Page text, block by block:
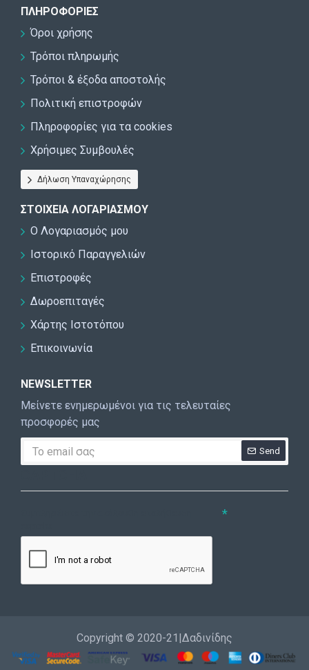
ΠΛΗΡΟΦΟΡΊΕΣ
Όροι χρήσης
Τρόποι πληρωμής
Τρόποι & έξοδα αποστολής
Πολιτική επιστροφών
Πληροφορίες για τα cookies
Χρήσιμες Συμβουλές
Δήλωση Υπαναχώρησης
ΣΤΟΙΧΕΊΑ ΛΟΓΑΡΙΑΣΜΟΎ
Ο Λογαριασμός μου
Ιστορικό Παραγγελιών
Επιστροφές
Δωροεπιταγές
Χάρτης Ιστοτόπου
Επικοινωνία
NEWSLETTER
Μείνετε ενημερωμένοι για τις τελευταίες
προσφορές μας
Send
Copyright © 2020-21|Δαδινίδης
Σύνδεση Εγγραφή Επικοινωνία Καλέστε μας